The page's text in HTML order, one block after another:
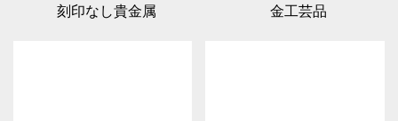
刻印なし貴金属 金工芸品